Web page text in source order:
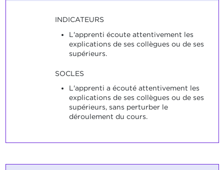
INDICATEURS
L'apprenti écoute attentivement les
explications de ses collègues ou de ses
supérieurs.
SOCLES
L'apprenti a écouté attentivement les
explications de ses collègues ou de ses
supérieurs, sans perturber le
déroulement du cours.